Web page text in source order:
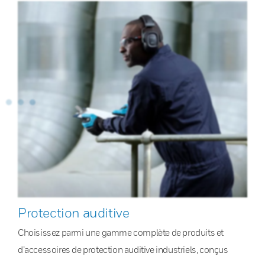
Protection auditive
Choisissez parmi une gamme complète de produits et
d’accessoires de protection auditive industriels, conçus